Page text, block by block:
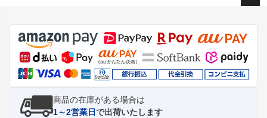
ジト
ップ
へ
商品の在庫がある場合は
1～2営業日で出荷いたします